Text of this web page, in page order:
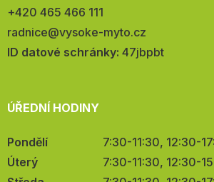
Telefon:
+420 465 466 111
E-
mail:
radnice@vysoke-myto.cz
ID datové schránky: 47jbpbt
ÚŘEDNÍ HODINY
Pondělí
7:30-11:30, 12:30-
Úterý
7:30-11:30, 12:30-